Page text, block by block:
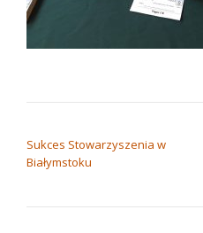
Sukces Stowarzyszenia w
Białymstoku